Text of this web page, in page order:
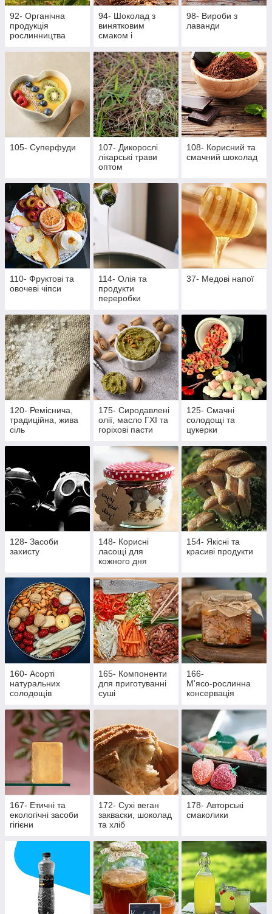
92- Органічна
продукція
рослинництва
94- Шоколад з
винятковим
смаком і
98- Вироби з
лаванди
105- Суперфуди
107- Дикорослі
лікарські трави
оптом
108- Корисний та
смачний шоколад
110- Фруктові та
овочеві чіпси
114- Олія та
продукти
переробки
37- Медові напої
120- Реміснича,
традиційна, жива
сіль
175- Сиродавлені
олії, масло ГХІ та
горіхові пасти
125- Смачні
солодощі та
цукерки
128- Засоби
захисту
148- Корисні
ласощі для
кожного дня
154- Якісні та
красиві продукти
160- Асорті
натуральних
солодощів
165- Компоненти
для приготуванні
суші
166-
М'ясо‑рослинна
консервація
167- Етичні та
екологічні засоби
гігієни
172- Сухі веган
закваски, шоколад
та хліб
178- Авторські
смаколики